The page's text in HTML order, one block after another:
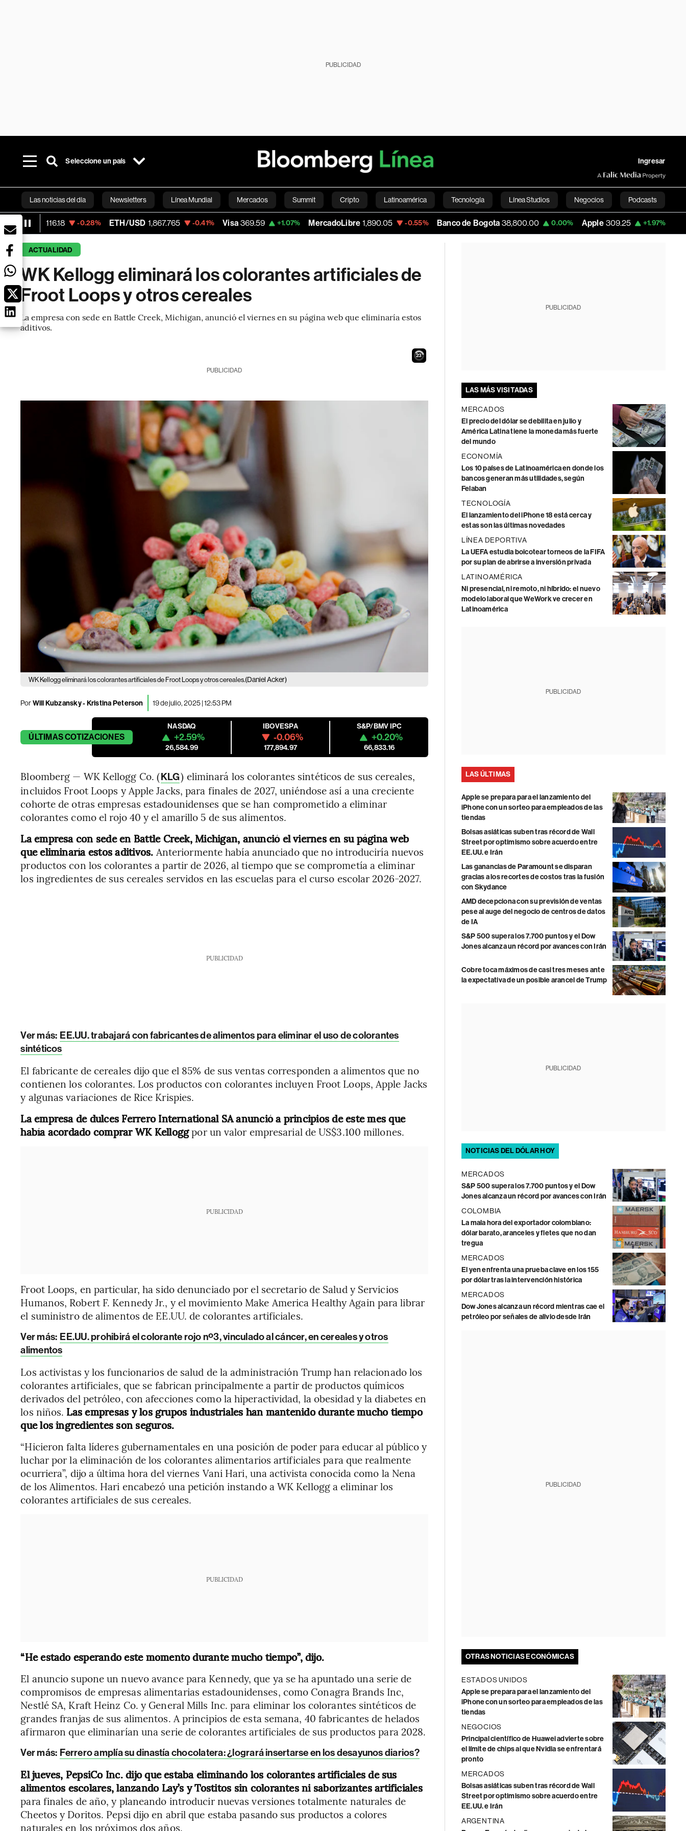
PUBLICIDAD
Seleccione un país Ingresar
Las noticias del día Newsletters Línea Mundial Mercados Summit Cripto Latinoamérica Tecnología Línea Studios Negocios Podcasts
Bloomberg Green Economía Estilo de vida Mundo Videos English
ETH/USD 1,867.765 -0.41% Visa 369.59 +1.07% MercadoLibre 1,890.05 -0.55% Banco de Bogota 38,800.00 0.00% Apple 309.25 +1.97% USD COP 3,195.99
ACTUALIDAD
WK Kellogg eliminará los colorantes artificiales de
Froot Loops y otros cereales
La empresa con sede en Battle Creek, Michigan, anunció el viernes en su página web que eliminaría estos
aditivos.
21
PUBLICIDAD
WK Kellogg eliminará los colorantes artificiales de Froot Loops y otros cereales.(Daniel Acker)
PorWill Kubzansky - Kristina Peterson 19 de julio, 2025 | 12:53 PM
ÚLTIMASCOTIZACIONES
NASDAQ
+2.59%
26,584.99
IBOVESPA
-0.06%
177,894.97
S&P/BMV IPC
+0.20%
66,833.16
Bloomberg — WK Kellogg Co. (KLG) eliminará los colorantes sintéticos de sus cereales,
incluidos Froot Loops y Apple Jacks, para finales de 2027, uniéndose así a una creciente
cohorte de otras empresas estadounidenses que se han comprometido a eliminar
colorantes como el rojo 40 y el amarillo 5 de sus alimentos.
La empresa con sede en Battle Creek, Michigan, anunció el viernes en su página web
que eliminaría estos aditivos. Anteriormente había anunciado que no introduciría nuevos
productos con los colorantes a partir de 2026, al tiempo que se comprometía a eliminar
los ingredientes de sus cereales servidos en las escuelas para el curso escolar 2026-2027.
PUBLICIDAD
Ver más: EE.UU. trabajará con fabricantes de alimentos para eliminar el uso de colorantes
sintéticos
El fabricante de cereales dijo que el 85% de sus ventas corresponden a alimentos que no
contienen los colorantes. Los productos con colorantes incluyen Froot Loops, Apple Jacks
y algunas variaciones de Rice Krispies.
La empresa de dulces Ferrero International SA anunció a principios de este mes que
había acordado comprar WK Kelloggpor un valor empresarial de US$3.100 millones.
PUBLICIDAD
Froot Loops, en particular, ha sido denunciado por el secretario de Salud y Servicios
Humanos, Robert F. Kennedy Jr., y el movimiento Make America Healthy Again para librar
el suministro de alimentos de EE.UU. de colorantes artificiales.
Ver más: EE.UU. prohibirá el colorante rojo nº3, vinculado al cáncer, en cereales y otros
alimentos
Los activistas y los funcionarios de salud de la administración Trump han relacionado los
colorantes artificiales, que se fabrican principalmente a partir de productos químicos
derivados del petróleo, con afecciones como la hiperactividad, la obesidad y la diabetes en
los niños. Las empresas y los grupos industriales han mantenido durante mucho tiempo
que los ingredientes son seguros.
“Hicieron falta líderes gubernamentales en una posición de poder para educar al público y
luchar por la eliminación de los colorantes alimentarios artificiales para que realmente
ocurriera”, dijo a última hora del viernes Vani Hari, una activista conocida como la Nena
de los Alimentos. Hari encabezó una petición instando a WK Kellogg a eliminar los
colorantes artificiales de sus cereales.
PUBLICIDAD
“He estado esperando este momento durante mucho tiempo”, dijo.
El anuncio supone un nuevo avance para Kennedy, que ya se ha apuntado una serie de
compromisos de empresas alimentarias estadounidenses, como Conagra Brands Inc,
Nestlé SA, Kraft Heinz Co. y General Mills Inc. para eliminar los colorantes sintéticos de
grandes franjas de sus alimentos. A principios de esta semana, 40 fabricantes de helados
afirmaron que eliminarían una serie de colorantes artificiales de sus productos para 2028.
Ver más: Ferrero amplía su dinastía chocolatera: ¿logrará insertarse en los desayunos diarios?
El jueves, PepsiCo Inc. dijo que estaba eliminando los colorantes artificiales de sus
alimentos escolares, lanzando Lay’s y Tostitos sin colorantes ni saborizantes artificiales
para finales de año, y planeando introducir nuevas versiones totalmente naturales de
Cheetos y Doritos. Pepsi dijo en abril que estaba pasando sus productos a colores
naturales en los próximos dos años.
PUBLICIDAD
LAS MÁS VISITADAS
MERCADOS
El precio del dólar se debilita en julio y
América Latina tiene la moneda más fuerte
del mundo
ECONOMÍA
Los 10 países de Latinoamérica en donde los
bancos generan más utilidades, según
Felaban
TECNOLOGÍA
El lanzamiento del iPhone 18 está cerca y
estas son las últimas novedades
LÍNEA DEPORTIVA
La UEFA estudia boicotear torneos de la FIFA
por su plan de abrirse a inversión privada
LATINOAMÉRICA
Ni presencial, ni remoto, ni híbrido: el nuevo
modelo laboral que WeWork ve crecer en
Latinoamérica
PUBLICIDAD
LAS ÚLTIMAS
Apple se prepara para el lanzamiento del
iPhone con un sorteo para empleados de las
tiendas
Bolsas asiáticas suben tras récord de Wall
Street por optimismo sobre acuerdo entre
EE.UU. e Irán
Las ganancias de Paramount se disparan
gracias a los recortes de costos tras la fusión
con Skydance
AMD decepciona con su previsión de ventas
pese al auge del negocio de centros de datos
de IA
S&P 500 supera los 7.700 puntos y el Dow
Jones alcanza un récord por avances con Irán
Cobre toca máximos de casi tres meses ante
la expectativa de un posible arancel de Trump
PUBLICIDAD
NOTICIAS DEL DÓLAR HOY
MERCADOS
S&P 500 supera los 7.700 puntos y el Dow
Jones alcanza un récord por avances con Irán
COLOMBIA
La mala hora del exportador colombiano:
dólar barato, aranceles y fletes que no dan
tregua
MERCADOS
El yen enfrenta una prueba clave en los 155
por dólar tras la intervención histórica
MERCADOS
Dow Jones alcanza un récord mientras cae el
petróleo por señales de alivio desde Irán
PUBLICIDAD
OTRAS NOTICIAS ECONÓMICAS
ESTADOS UNIDOS
Apple se prepara para el lanzamiento del
iPhone con un sorteo para empleados de las
tiendas
NEGOCIOS
Principal científico de Huawei advierte sobre
el límite de chips al que Nvidia se enfrentará
pronto
MERCADOS
Bolsas asiáticas suben tras récord de Wall
Street por optimismo sobre acuerdo entre
EE.UU. e Irán
ARGENTINA